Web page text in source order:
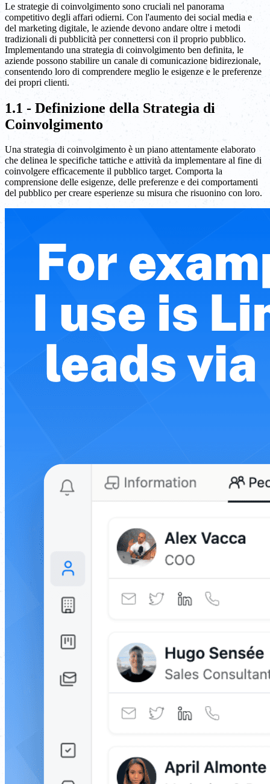
Le strategie di coinvolgimento sono cruciali nel panorama
competitivo degli affari odierni. Con l'aumento dei social media e
del marketing digitale, le aziende devono andare oltre i metodi
tradizionali di pubblicità per connettersi con il proprio pubblico.
Implementando una strategia di coinvolgimento ben definita, le
aziende possono stabilire un canale di comunicazione bidirezionale,
consentendo loro di comprendere meglio le esigenze e le preferenze
dei propri clienti.
1.1 - Definizione della Strategia di
Coinvolgimento
Una strategia di coinvolgimento è un piano attentamente elaborato
che delinea le specifiche tattiche e attività da implementare al fine di
coinvolgere efficacemente il pubblico target. Comporta la
comprensione delle esigenze, delle preferenze e dei comportamenti
del pubblico per creare esperienze su misura che risuonino con loro.